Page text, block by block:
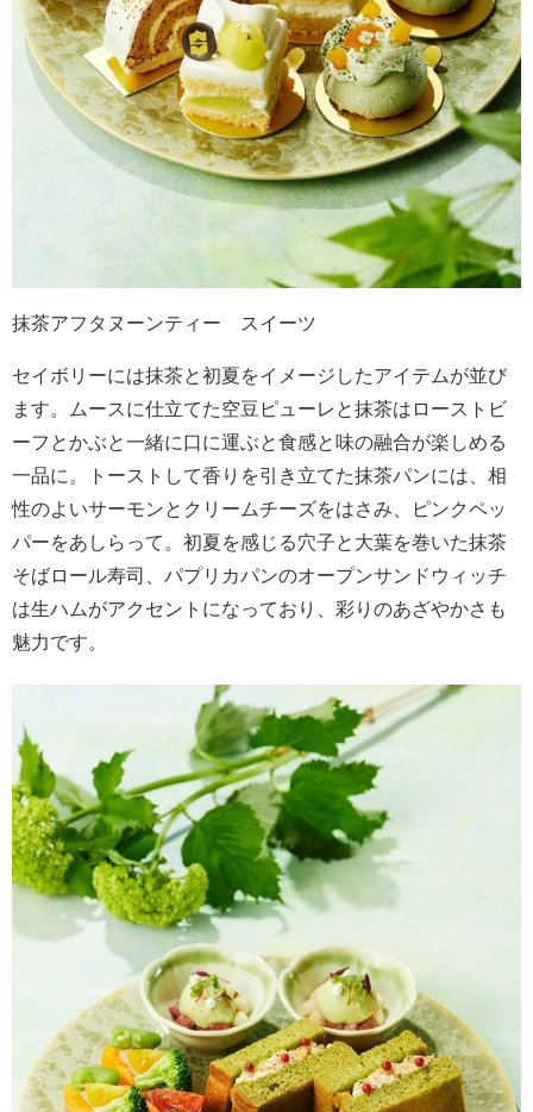
抹茶アフタヌーンティー スイーツ
セイボリーには抹茶と初夏をイメージしたアイテムが並び
ます。ムースに仕立てた空豆ピューレと抹茶はローストビ
ーフとかぶと一緒に口に運ぶと食感と味の融合が楽しめる
一品に。トーストして香りを引き立てた抹茶パンには、相
性のよいサーモンとクリームチーズをはさみ、ピンクペッ
パーをあしらって。初夏を感じる穴子と大葉を巻いた抹茶
そばロール寿司、パプリカパンのオープンサンドウィッチ
は生ハムがアクセントになっており、彩りのあざやかさも
魅力です。